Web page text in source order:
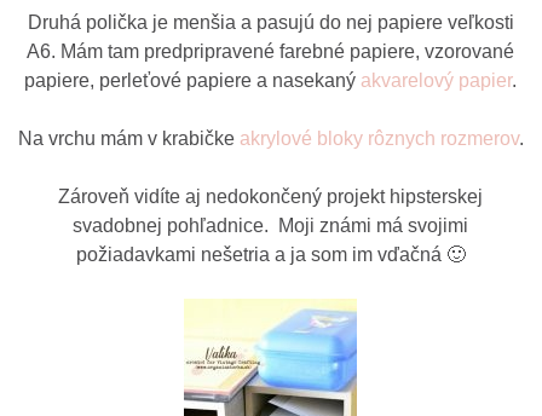
Druhá polička je menšia a pasujú do nej papiere veľkosti
A6. Mám tam predpripravené farebné papiere, vzorované
papiere, perleťové papiere a nasekaný akvarelový papier.
Na vrchu mám v krabičke akrylové bloky rôznych rozmerov.
Zároveň vidíte aj nedokončený projekt hipsterskej
svadobnej pohľadnice. Moji známi má svojimi
požiadavkami nešetria a ja som im vďačná 🙂